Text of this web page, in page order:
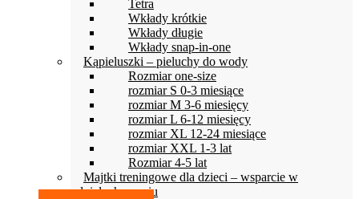
Tetra
Wkłady krótkie
Wkłady długie
Wkłady snap-in-one
Kąpieluszki – pieluchy do wody
Rozmiar one-size
rozmiar S 0-3 miesiące
rozmiar M 3-6 miesięcy
rozmiar L 6-12 miesięcy
rozmiar XL 12-24 miesiące
rozmiar XXL 1-3 lat
Rozmiar 4-5 lat
Majtki treningowe dla dzieci – wsparcie w
odpieluchowaniu